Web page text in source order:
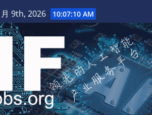
9th, 2026 10:07:10 AM